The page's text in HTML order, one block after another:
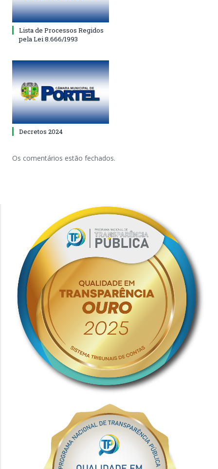
Lista de Processos Regidos
pela Lei 8.666/1993
Decretos 2024
Os comentários estão fechados.